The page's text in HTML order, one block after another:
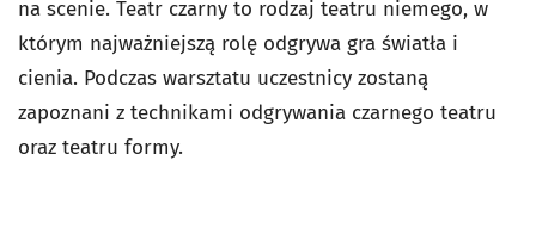
na scenie. Teatr czarny to rodzaj teatru niemego, w
którym najważniejszą rolę odgrywa gra światła i
cienia. Podczas warsztatu uczestnicy zostaną
zapoznani z technikami odgrywania czarnego teatru
oraz teatru formy.